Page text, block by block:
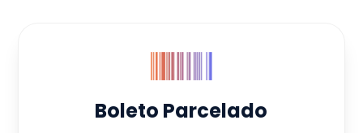
Boleto Parcelado